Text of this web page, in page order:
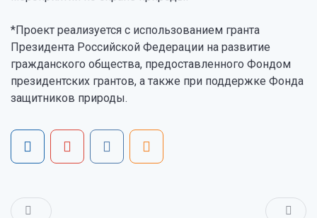
*Проект реализуется с использованием гранта
Президента Российской Федерации на развитие
гражданского общества, предоставленного Фондом
президентских грантов, а также при поддержке Фонда
защитников природы.